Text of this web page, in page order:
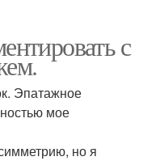
с
Эпатажное
мое
но я